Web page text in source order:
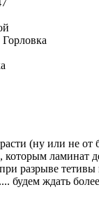
(ну или не от
ламинат
разрыве
будем ждать